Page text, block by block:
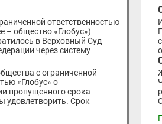
ответственностью
– общество «Глобус»)
в Верховный Суд
через систему
с ограниченной
«Глобус» о
пропущенного срока
удовлетворить. Срок